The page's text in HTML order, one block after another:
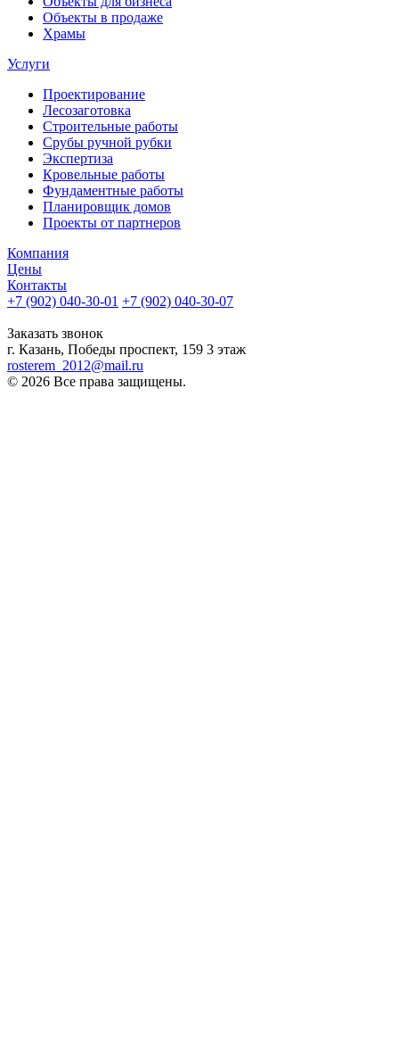
Объекты в продаже
Храмы
Услуги
Проектирование
Лесозаготовка
Строительные работы
Срубы ручной рубки
Экспертиза
Кровельные работы
Фундаментные работы
Планировщик домов
Проекты от партнеров
Компания
Цены
Контакты
+7 (902) 040-30-01 +7 (902) 040-30-07
Заказать звонок
г. Казань, Победы проспект, 159 3 этаж
rosterem_2012@mail.ru
© 2026 Все права защищены.